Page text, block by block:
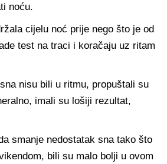
noću.
cijelu noć prije nego što je od
test na traci i koračaju uz ritam
nisu bili u ritmu, propuštali su
imali su lošiji rezultat,
smanje nedostatak sna tako što
bili su malo bolji u ovom